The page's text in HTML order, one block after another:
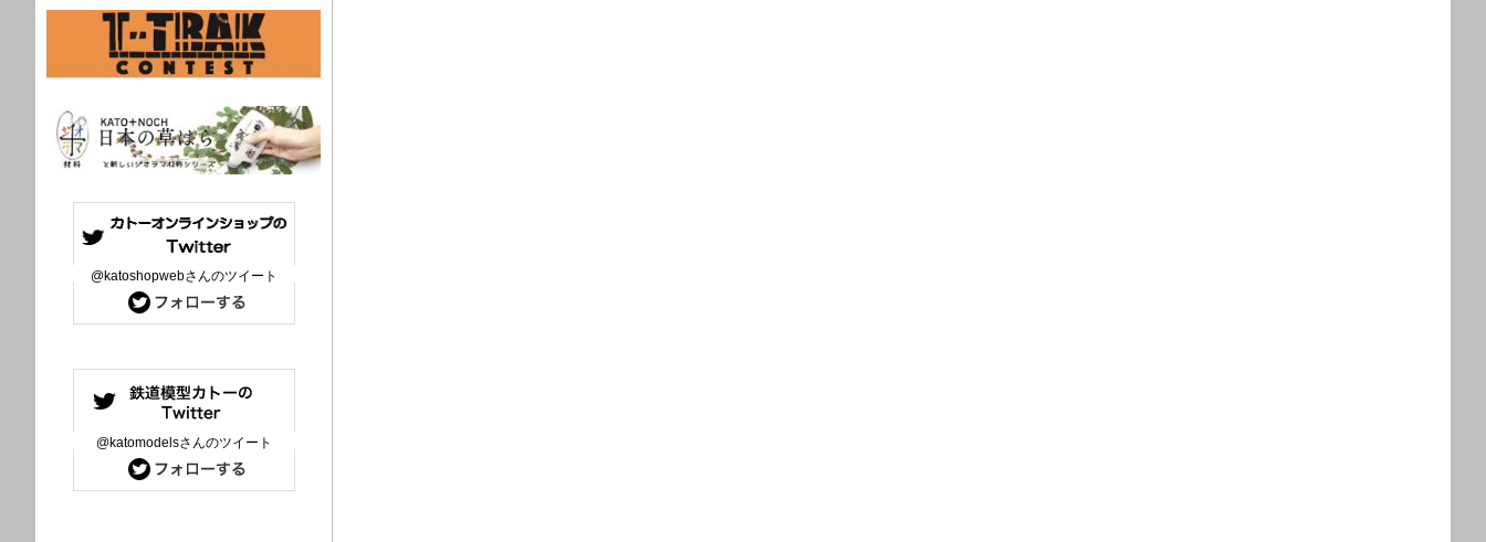
@katoshopwebさんのツイート
@katomodelsさんのツイート